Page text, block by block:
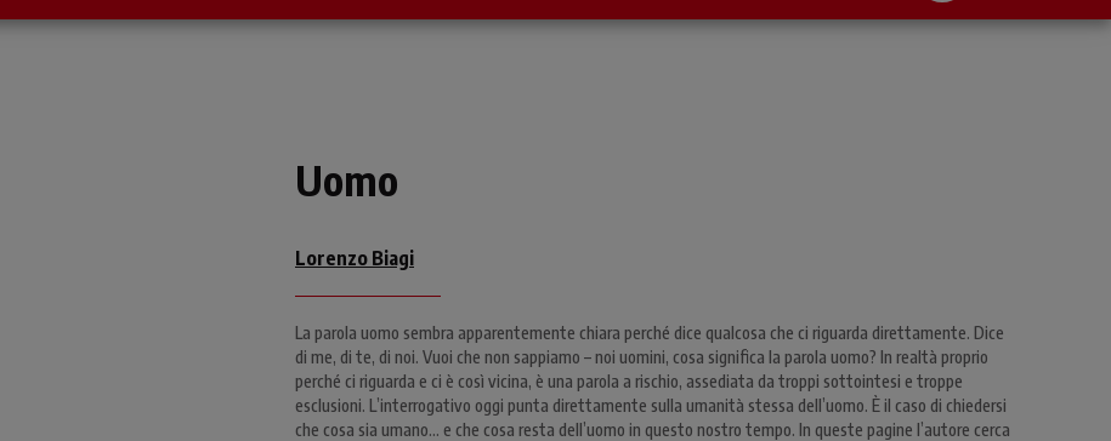
Uomo
Lorenzo Biagi
La parola uomo sembra apparentemente chiara perché dice qualcosa che ci riguarda direttamente. Dice
di me, di te, di noi. Vuoi che non sappiamo – noi uomini, cosa significa la parola uomo? In realtà proprio
perché ci riguarda e ci è così vicina, è una parola a rischio, assediata da troppi sottointesi e troppe
esclusioni. L’interrogativo oggi punta direttamente sulla umanità stessa dell’uomo. È il caso di chiedersi
che cosa sia umano... e che cosa resta dell’uomo in questo nostro tempo. In queste pagine l’autore cerca